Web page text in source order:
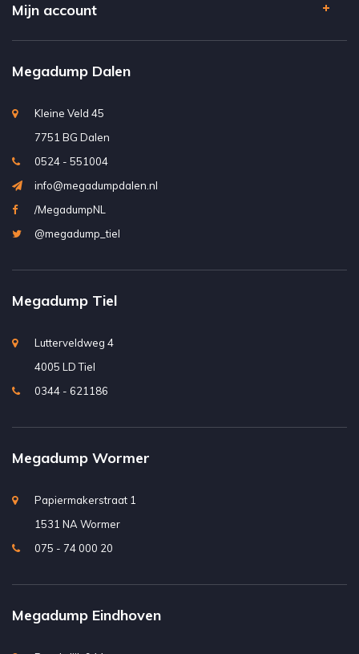
Mijn account
Megadump Dalen
Kleine Veld 45
7751 BG Dalen
0524 - 551004
info@megadumpdalen.nl
/MegadumpNL
@megadump_tiel
Megadump Tiel
Lutterveldweg 4
4005 LD Tiel
0344 - 621186
Megadump Wormer
Papiermakerstraat 1
1531 NA Wormer
075 - 74 000 20
Megadump Eindhoven